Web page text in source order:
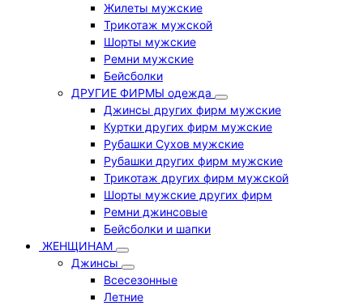
Жилеты мужские
Трикотаж мужской
Шорты мужские
Ремни мужские
Бейсболки
ДРУГИЕ ФИРМЫ одежда
Джинсы других фирм мужские
Куртки других фирм мужские
Рубашки Сухов мужские
Рубашки других фирм мужские
Трикотаж других фирм мужской
Шорты мужские других фирм
Ремни джинсовые
Бейсболки и шапки
ЖЕНЩИНАМ
Джинсы
Всесезонные
Летние